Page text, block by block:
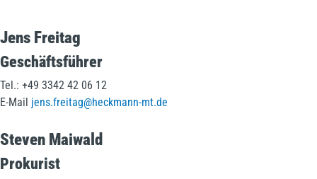
Jens Freitag
Geschäftsführer
Tel.: +49 3342 42 06 12
E-Mail jens.freitag@heckmann-mt.de
Steven Maiwald
Prokurist